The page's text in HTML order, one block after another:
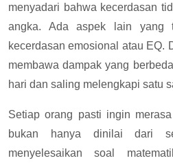
menyadari bahwa kecerdasan
angka. Ada aspek lain yang
kecerdasan emosional atau EQ.
membawa dampak yang
hari dan saling melengkapi satu
Setiap orang pasti ingin
bukan hanya dinilai dari
menyelesaikan soal